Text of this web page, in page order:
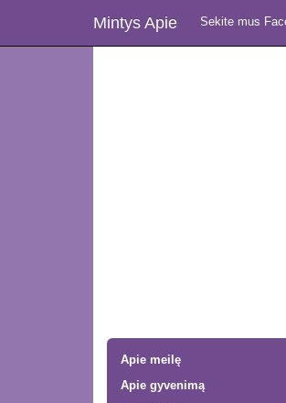
Mintys Apie Sekite mus
Apie meilę
Apie gyvenimą